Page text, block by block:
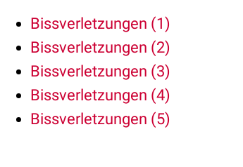
Bissverletzungen (1)
Bissverletzungen (2)
Bissverletzungen (3)
Bissverletzungen (4)
Bissverletzungen (5)